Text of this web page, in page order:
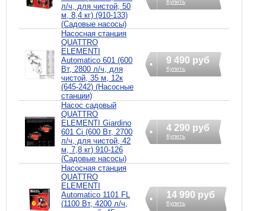
л/ч, для чистой, 50
м, 8,4 кг) (910-133)
(Садовые насосы)
Купить
Насосная станция
QUATTRO
ELEMENTI
Automatico 601 (600
Вт, 2800 л/ч, для
чистой, 35 м, 12к
(645-242) (Насосные
станции)
9 490 руб
Купить
Насос садовый
QUATTRO
ELEMENTI Giardino
601 Ci (600 Вт, 2700
л/ч, для чистой, 42
м, 7,8 кг) 910-126
(Садовые насосы)
4 290 руб
Купить
Насосная станция
QUATTRO
ELEMENTI
Automatico 1101 FL
(1100 Вт, 4200 л/ч,
14 990 руб
Купить